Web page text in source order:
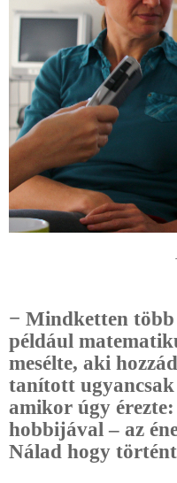
− Mindketten
például
mesélte, aki
tanított
amikor úgy
hobbijával – az
Nálad hogy